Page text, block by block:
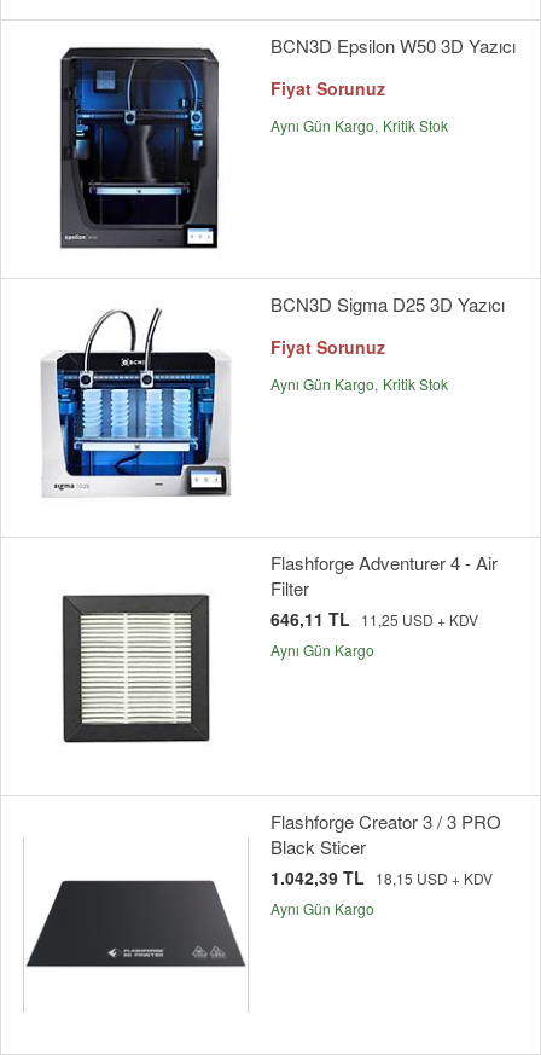
BCN3D Epsilon W50 3D Yazıcı
Fiyat Sorunuz
Aynı Gün Kargo Kritik Stok
BCN3D Sigma D25 3D Yazıcı
Fiyat Sorunuz
Aynı Gün Kargo Kritik Stok
Flashforge Adventurer 4 - Air
Filter
646,11 TL
11,25 USD + KDV
Aynı Gün Kargo
Flashforge Creator 3 / 3 PRO
Black Sticer
1.042,39 TL
18,15 USD + KDV
Aynı Gün Kargo